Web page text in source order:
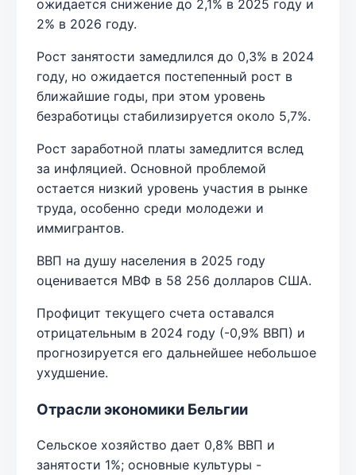
ожидается снижение до 2,1% в 2025 году и
2% в 2026 году.
Рост занятости замедлился до 0,3% в 2024
году, но ожидается постепенный рост в
ближайшие годы, при этом уровень
безработицы стабилизируется около 5,7%.
Рост заработной платы замедлится вслед
за инфляцией. Основной проблемой
остается низкий уровень участия в рынке
труда, особенно среди молодежи и
иммигрантов.
ВВП на душу населения в 2025 году
оценивается МВФ в 58 256 долларов США.
Профицит текущего счета оставался
отрицательным в 2024 году (-0,9% ВВП) и
прогнозируется его дальнейшее небольшое
ухудшение.
Отрасли экономики Бельгии
Сельское хозяйство дает 0,8% ВВП и
занятости 1%; основные культуры -